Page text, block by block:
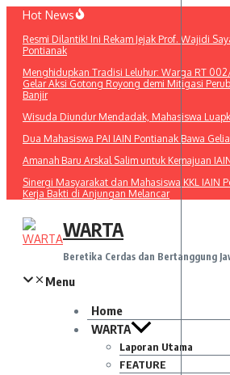
Lewati
konten
Hot News
Resmi Dilantik! Ini Rekam Jejak Prof. Wajidi
Pontianak
Menghidupkan Tradisi Leluhur: Warga RT
Gelar Aksi Gotong Royong demi Mitigasi
Banjir
Wisuda Diundur Mendadak, Mahasiswa
Dua Mahasiswa PAI IAIN Pontianak Bawa
Amanah Baru Arskal Salim untuk Kemajuan
Sinergi Masyarakat dan Mahasiswa KKL IAIN
Kerja Bakti di Anjungan Melancar
WARTA
Beretika Cerdas dan Bertanggung
Menu
Home
WARTA
Laporan Utama
FEATURE